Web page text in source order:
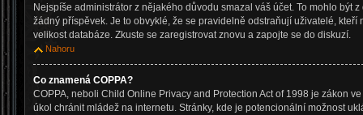
Nejspíše administrátor z nějakého důvodu smazal váš účet. To mohlo být
žádný příspěvek. Je to obvyklé, že se pravidelně odstraňují uživatelé,
velikost databáze. Zkuste se zaregistrovat znovu a zapojte se do diskuzí.
Nahoru
Co znamená COPPA?
COPPA, neboli Child Online Privacy and Protection Act of 1998 je zákon
úkol chránit mládež na internetu. Stránky, kde je potencionální možnost